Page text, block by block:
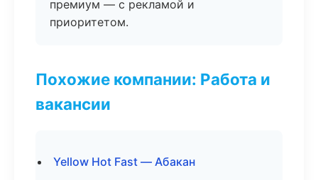
премиум — с рекламой и
приоритетом.
Похожие компании: Работа и
вакансии
Yellow Hot Fast — Абакан